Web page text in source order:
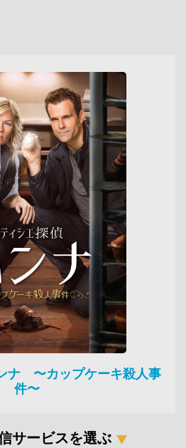
ナ 〜カップケーキ殺人事
件〜
サービスを選ぶ